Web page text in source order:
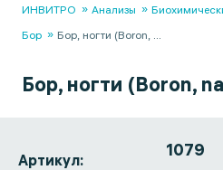
ИНВИТРО Анализы
Бор
Бор, ногти (Boron, ...
Бор, ногти (Boron,
Артикул: 1079